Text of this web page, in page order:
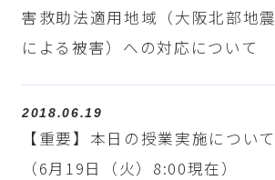
害救助法適用地域（大阪北部地震
による被害）への対応について
2018.06.19
【重要】本日の授業実施について
（6月19日（火）8:00現在）